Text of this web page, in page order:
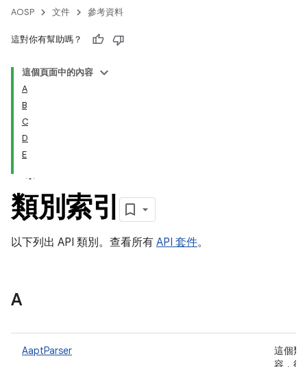
AOSP 文件 參考資料
這對你有幫助嗎？
這個頁面中的內容
A
B
C
D
E
類別索引
以下列出 API 類別。查看所有 API 套件。
A
AaptParser
這個類
容，從